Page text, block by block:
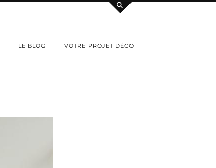
LE BLOG VOTRE PROJET DÉCO